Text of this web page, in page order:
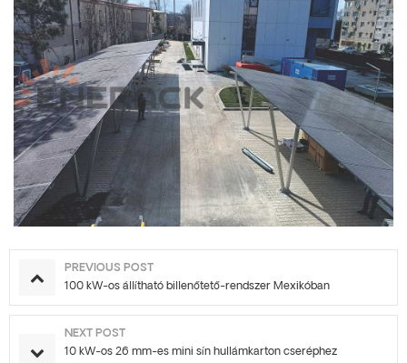
PREVIOUS POST
100 kW-os állítható billenőtető-rendszer Mexikóban
NEXT POST
10 kW-os 26 mm-es mini sín hullámkarton cseréphez